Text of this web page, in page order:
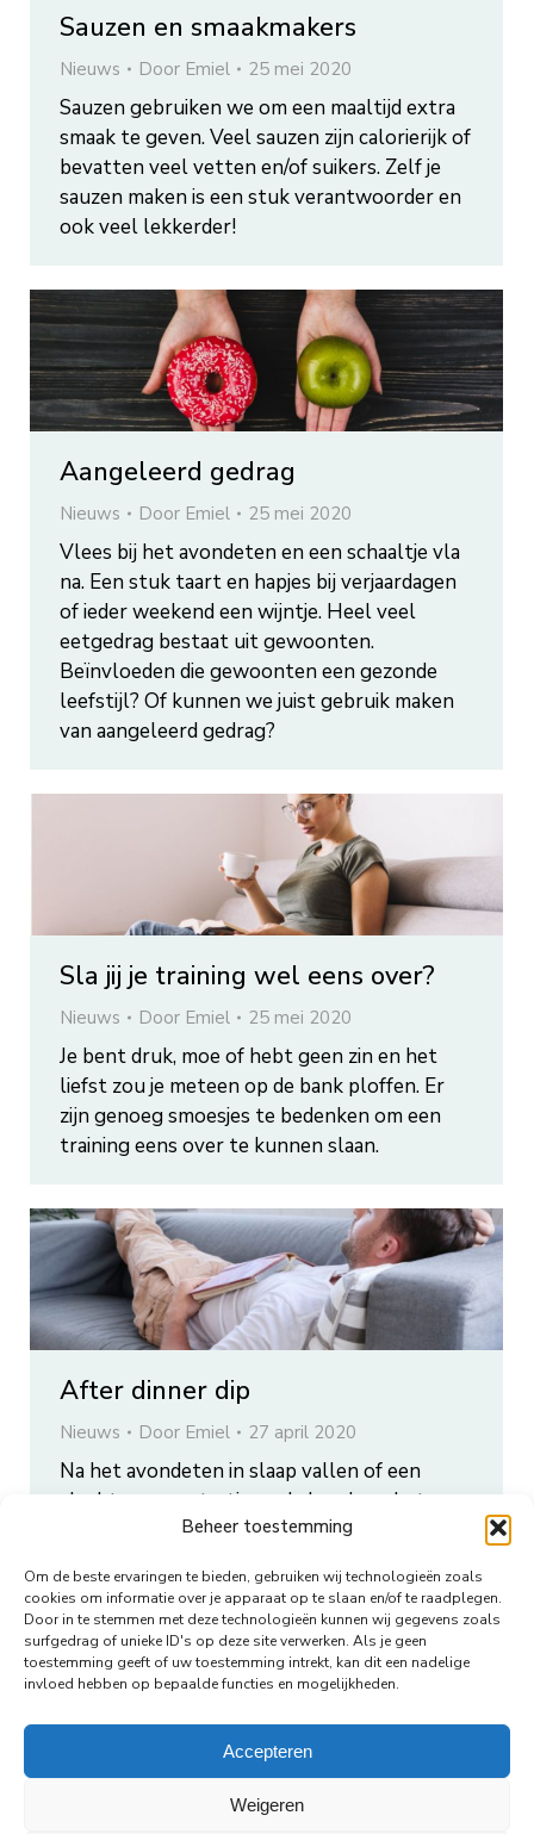
Beheer toestemming
Om de beste ervaringen te bieden, gebruiken wij technologieën zoals
cookies om informatie over je apparaat op te slaan en/of te raadplegen.
Door in te stemmen met deze technologieën kunnen wij gegevens zoals
surfgedrag of unieke ID's op deze site verwerken. Als je geen
toestemming geeft of uw toestemming intrekt, kan dit een nadelige
invloed hebben op bepaalde functies en mogelijkheden.
Accepteren
Weigeren
Sauzen en smaakmakers
Nieuws Door Emiel 25 mei 2020
Sauzen gebruiken we om een maaltijd extra
smaak te geven. Veel sauzen zijn calorierijk of
bevatten veel vetten en/of suikers. Zelf je
sauzen maken is een stuk verantwoorder en
ook veel lekkerder!
Aangeleerd gedrag
Nieuws Door Emiel 25 mei 2020
Vlees bij het avondeten en een schaaltje vla
na. Een stuk taart en hapjes bij verjaardagen
of ieder weekend een wijntje. Heel veel
eetgedrag bestaat uit gewoonten.
Beïnvloeden die gewoonten een gezonde
leefstijl? Of kunnen we juist gebruik maken
van aangeleerd gedrag?
Sla jij je training wel eens over?
Nieuws Door Emiel 25 mei 2020
Je bent druk, moe of hebt geen zin en het
liefst zou je meteen op de bank ploffen. Er
zijn genoeg smoesjes te bedenken om een
training eens over te kunnen slaan.
After dinner dip
Nieuws Door Emiel 27 april 2020
Na het avondeten in slaap vallen of een
slechte concentratie na de lunch op het
werk. Veel mensen hebben last van een
last hebt van zo’n dipje?
← 1 … 16 17 18 19
20
35 →